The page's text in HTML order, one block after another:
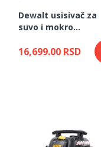
Dewalt usisivač za
suvo i mokro
utičnica
16,699.00 RSD